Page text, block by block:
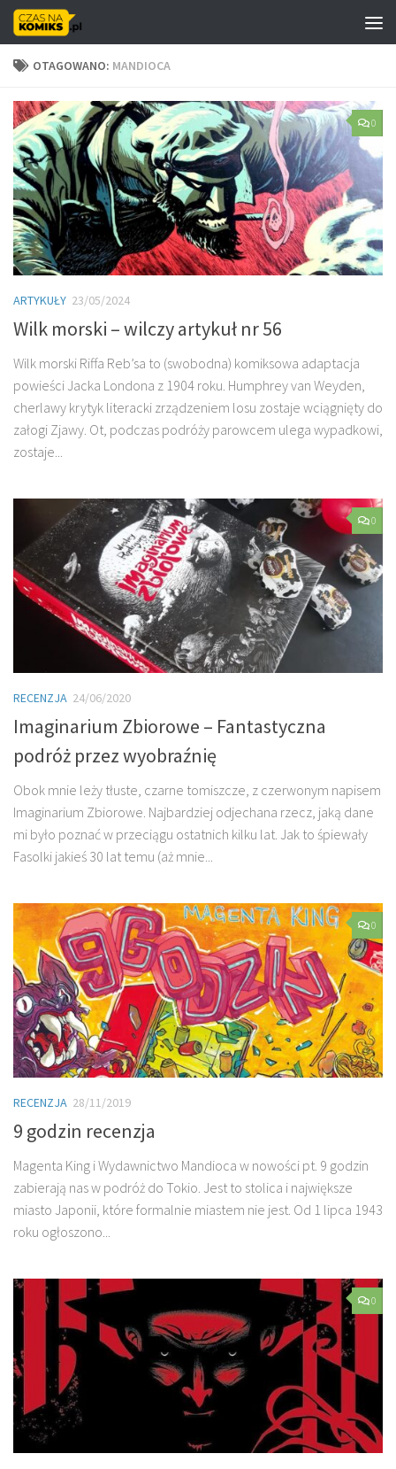
Skip to content
OTAGOWANO: MANDIOCA
0
ARTYKUŁY 23/05/2024
Wilk morski – wilczy artykuł nr 56
Wilk morski Riffa Reb’sa to (swobodna) komiksowa adaptacja
powieści Jacka Londona z 1904 roku. Humphrey van Weyden,
cherlawy krytyk literacki zrządzeniem losu zostaje wciągnięty do
załogi Zjawy. Ot, podczas podróży parowcem ulega wypadkowi,
zostaje...
0
RECENZJA 24/06/2020
Imaginarium Zbiorowe – Fantastyczna
podróż przez wyobraźnię
Obok mnie leży tłuste, czarne tomiszcze, z czerwonym napisem
Imaginarium Zbiorowe. Najbardziej odjechana rzecz, jaką dane
mi było poznać w przeciągu ostatnich kilku lat. Jak to śpiewały
Fasolki jakieś 30 lat temu (aż mnie...
0
RECENZJA 28/11/2019
9 godzin recenzja
Magenta King i Wydawnictwo Mandioca w nowości pt. 9 godzin
zabierają nas w podróż do Tokio. Jest to stolica i największe
miasto Japonii, które formalnie miastem nie jest. Od 1 lipca 1943
roku ogłoszono...
0